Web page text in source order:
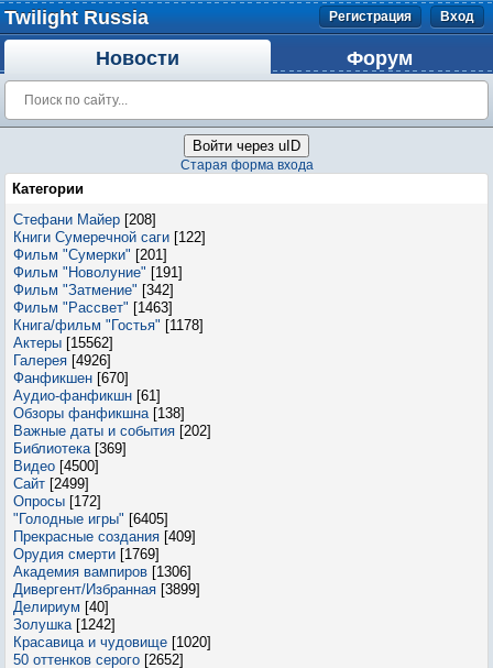
Twilight Russia Регистрация Вход
Новости Форум
Войти через uID
Старая форма входа
Категории
Стефани Майер [208]
Книги Сумеречной саги [122]
Фильм "Сумерки" [201]
Фильм "Новолуние" [191]
Фильм "Затмение" [342]
Фильм "Рассвет" [1463]
Книга/фильм "Гостья" [1178]
Актеры [15562]
Галерея [4926]
Фанфикшен [670]
Аудио-фанфикшн [61]
Обзоры фанфикшна [138]
Важные даты и события [202]
Библиотека [369]
Видео [4500]
Сайт [2499]
Опросы [172]
"Голодные игры" [6405]
Прекрасные создания [409]
Орудия смерти [1769]
Академия вампиров [1306]
Дивергент/Избранная [3899]
Делириум [40]
Золушка [1242]
Красавица и чудовище [1020]
50 оттенков серого [2652]